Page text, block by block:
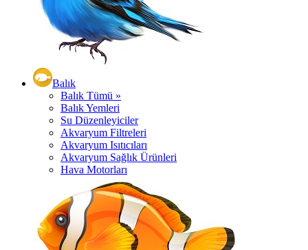
Balık
Balık Tümü »
Balık Yemleri
Su Düzenleyiciler
Akvaryum Filtreleri
Akvaryum Isıtıcıları
Akvaryum Sağlık Ürünleri
Hava Motorları